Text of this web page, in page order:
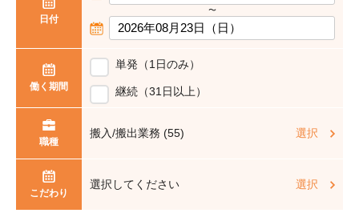
日付
〜
働く期間
単発（1日のみ）
継続（31日以上）
職種
搬入/搬出業務 (55) 選択
こだわり
選択してください 選択